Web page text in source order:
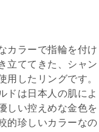
カラーで指輪を付け
立ててきた、シャン
用したリングです。
ドは日本人の肌によ
しい控えめな金色を
的珍しいカラーなの